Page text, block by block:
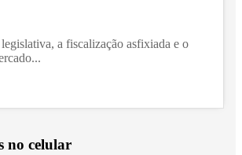
a fiscalização asfixiada e o
no celular